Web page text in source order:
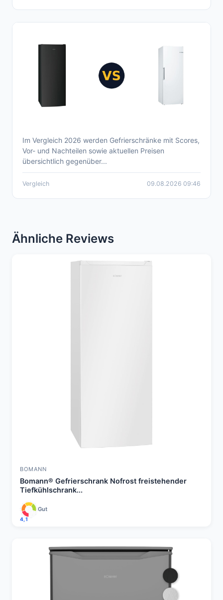
Aktueller Gefrierschrank Vergleich 2026 –
Überblick, Preise, Vor- und Nachteile
Im Vergleich 2026 werden Gefrierschränke mit Scores,
Vor- und Nachteilen sowie aktuellen Preisen
übersichtlich gegenüber...
Vergleich 09.08.2026 09:46
Ähnliche Reviews
BOMANN
Bomann® Gefrierschrank Nofrost freistehender
Tiefkühlschrank...
4,1
Gut